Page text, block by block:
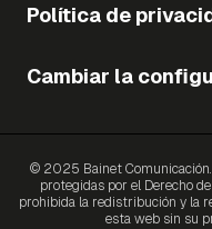
Política de
Cambiar la
© 2025 Bainet
protegidas por el Derecho
prohibida la redistribución y la
esta web sin su